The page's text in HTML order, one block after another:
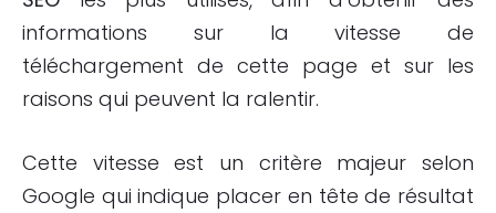
informations sur la vitesse de
téléchargement de cette page et sur les
raisons qui peuvent la ralentir.
Cette vitesse est un critère majeur selon
Google qui indique placer en tête de résultat